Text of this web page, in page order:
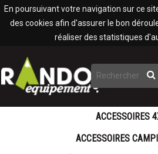
En poursuivant votre navigation sur ce
des cookies afin d'assurer le bon
réaliser des statistiques
ACCESSOIRES
ACCESSOIRES
Panneau de gestion des cookies